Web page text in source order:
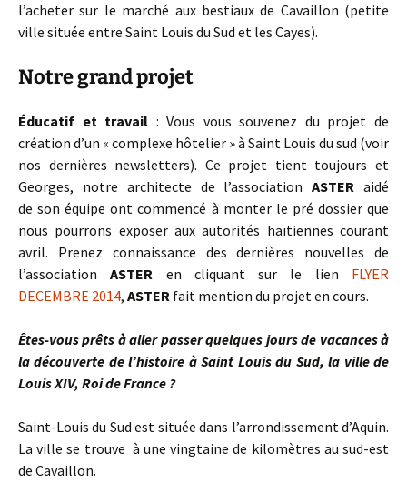
l’acheter sur le marché aux bestiaux de Cavaillon (petite
ville située entre Saint Louis du Sud et les Cayes).
Notre grand projet
Éducatif et travail : Vous vous souvenez du projet de
création d’un « complexe hôtelier » à Saint Louis du sud (voir
nos dernières newsletters). Ce projet tient toujours et
Georges, notre architecte de l’associationASTER aidé
de son équipe ont commencé à monter le pré dossier que
nous pourrons exposer aux autorités haïtiennes courant
avril. Prenez connaissance des dernières nouvelles de
l’associationASTER en cliquant sur le lien FLYER
DECEMBRE 2014, ASTER fait mention du projet en cours.
Êtes-vous prêts à aller passer quelques jours de vacancesà
la découverte de l’histoire à Saint Louis du Sud, la ville de
Louis XIV, Roi de France ?
Saint-Louis du Sud est située dans l’arrondissement d’Aquin.
La ville se trouve à une vingtaine de kilomètres au sud-est
de Cavaillon.